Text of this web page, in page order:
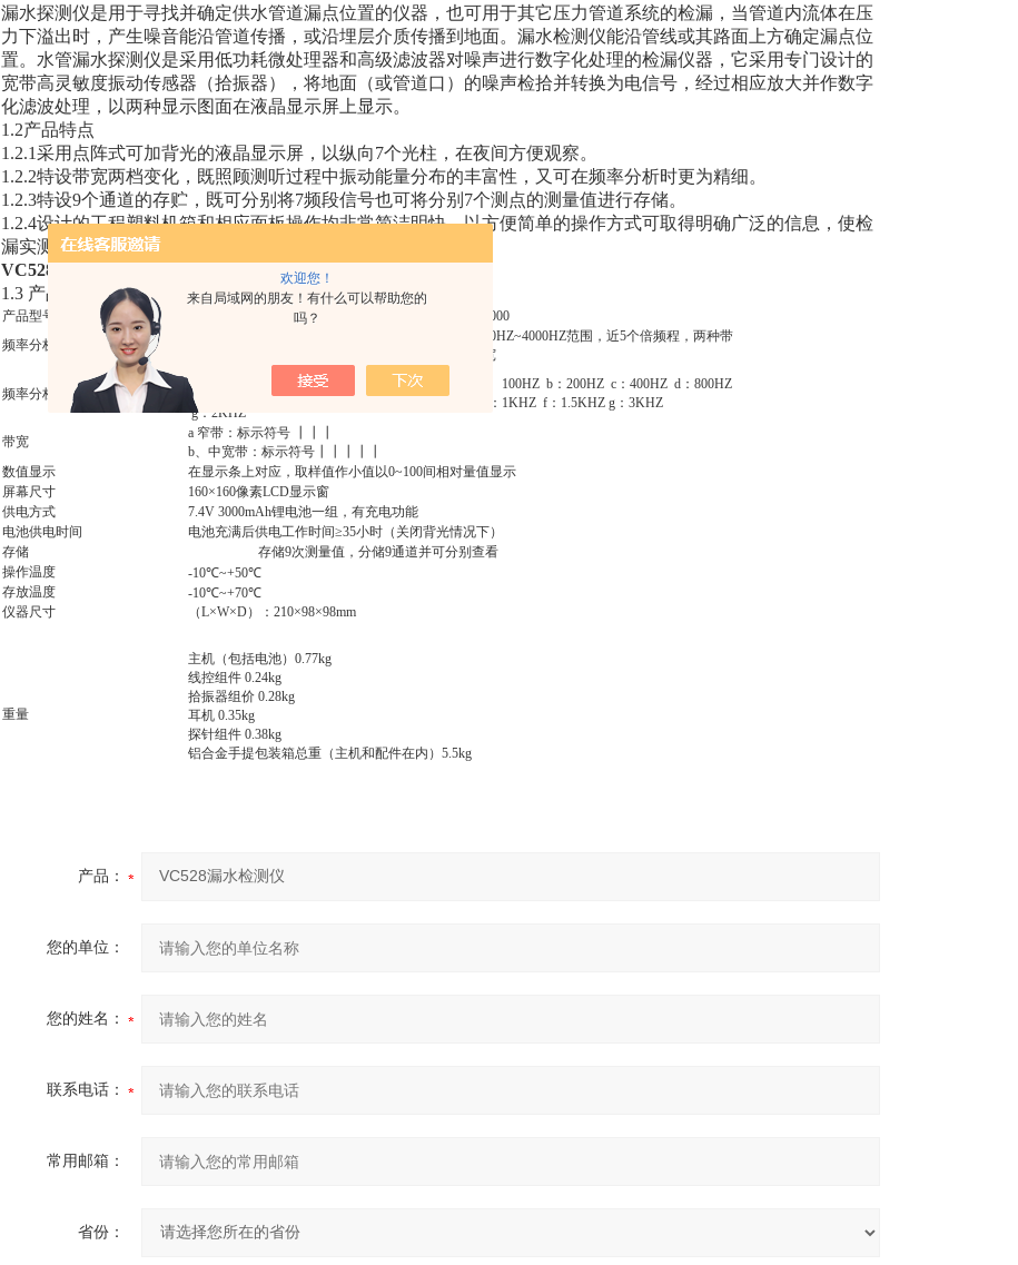
欢迎您！
来自局域网的朋友！有什么可以帮助您的
吗？
漏水探测仪是用于寻找并确定供水管道漏点位置的仪器，也可用于其它压力管道系统的检漏，当管道内流体在压
力下溢出时，产生噪音能沿管道传播，或沿埋层介质传播到地面。漏水检测仪能沿管线或其路面上方确定漏点位
置。水管漏水探测仪是采用低功耗微处理器和高级滤波器对噪声进行数字化处理的检漏仪器，它采用专门设计的
宽带高灵敏度振动传感器（拾振器），将地面（或管道口）的噪声检拾并转换为电信号，经过相应放大并作数字
化滤波处理，以两种显示图面在液晶显示屏上显示。
1.2产品特点
1.2.1采用点阵式可加背光的液晶显示屏，以纵向7个光柱，在夜间方便观察。
1.2.2特设带宽两档变化，既照顾测听过程中振动能量分布的丰富性，又可在频率分析时更为精细。
1.2.3特设9个通道的存贮，既可分别将7频段信号也可将分别7个测点的测量值进行存储。
1.2.4设计的工程塑料机箱和相应面板操作均非常简洁明快，以方便简单的操作方式可取得明确广泛的信息，使检
漏实测工作方便易行。
VC528漏水检测仪
1.3 产品规格参数表
产品型号
3000
频率分析宽度
70HZ~4000HZ范围，近5个倍频程，两种带
宽
频率分档（中心频率）
a、100HZ b：200HZ c：400HZ
d：800HZ e：1KHZ f：1.5KHZ
g：2KHZ
a、100HZ b：200HZ c：400HZ d：800HZ
e：1KHZ f：1.5KHZ g：3KHZ
带宽
a 窄带：标示符号 ┃┃┃
b、中宽带：标示符号┃┃┃┃┃
数值显示
在显示条上对应，取样值作小值以0~100间相对量值显示
屏幕尺寸
160×160像素LCD显示窗
供电方式
7.4V 3000mAh锂电池一组，有充电功能
电池供电时间
电池充满后供电工作时间≥35小时（关闭背光情况下）
存储
存储9次测量值，分储9通道并可分别查看
操作温度
-10℃~+50℃
存放温度
-10℃~+70℃
仪器尺寸
（L×W×D）：210×98×98mm
重量
主机（包括电池）0.77kg
线控组件 0.24kg
拾振器组价 0.28kg
耳机 0.35kg
探针组件 0.38kg
铝合金手提包装箱总重（主机和配件在内）5.5kg
产品：
您的单位：
您的姓名：
联系电话：
常用邮箱：
省份：